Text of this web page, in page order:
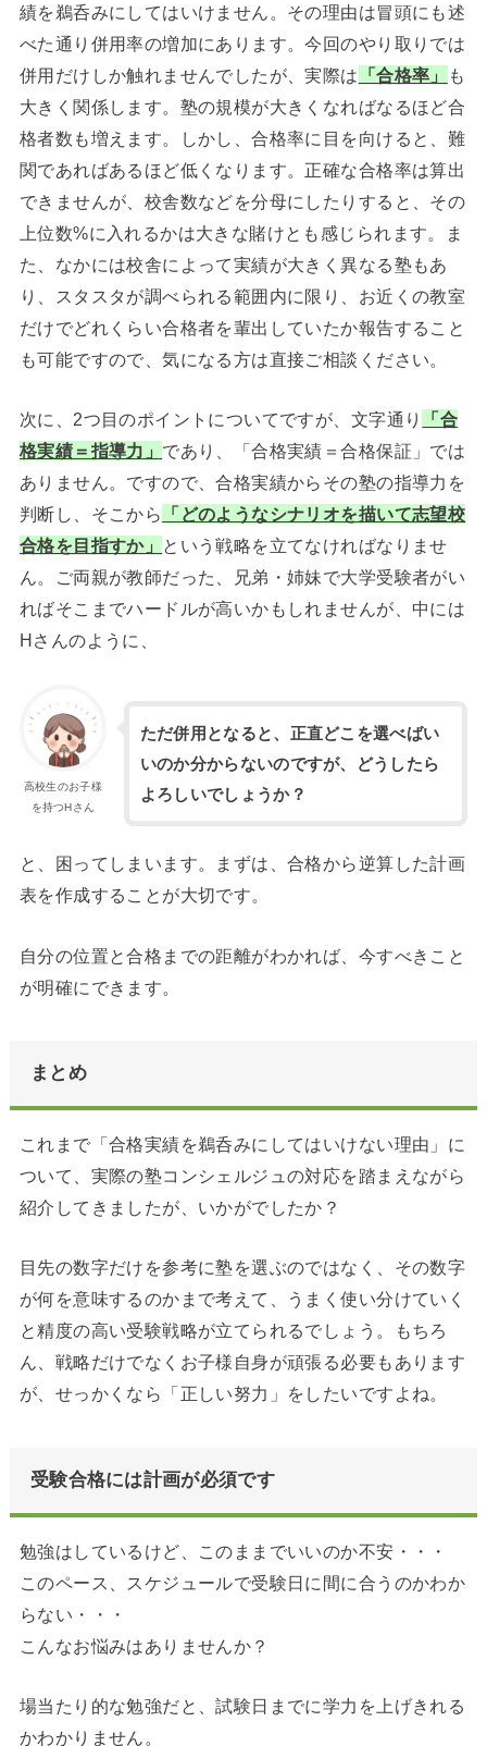
績を鵜呑みにしてはいけません。その理由は冒頭にも述
べた通り併用率の増加にあります。今回のやり取りでは
併用だけしか触れませんでしたが、実際は 「合格率」
も
大きく関係します。塾の規模が大きくなればなるほど合
格者数も増えます。しかし、合格率に目を向けると、難
関であればあるほど低くなります。正確な合格率は算出
できませんが、校舎数などを分母にしたりすると、その
上位数%に入れるかは大きな賭けとも感じられます。ま
た、なかには校舎によって実績が大きく異なる塾もあ
り、スタスタが調べられる範囲内に限り、お近くの教室
だけでどれくらい合格者を輩出していたか報告すること
も可能ですので、気になる方は直接ご相談ください。
次に、2つ目のポイントについてですが、文字通り
「合
格実績＝指導力」 であり、「合格実績＝合格保証」では
ありません。ですので、合格実績からその塾の指導力を
判断し、そこから
「どのようなシナリオを描いて志望校
合格を目指すか」 という戦略を立てなければなりませ
ん。ご両親が教師だった、兄弟・姉妹で大学受験者がい
ればそこまでハードルが高いかもしれませんが、中には
Hさんのように、
高校生のお子様
を持つHさん
ただ併用となると、正直どこを選べばい
いのか分からないのですが、どうしたら
よろしいでしょうか？
と、困ってしまいます。まずは、合格から逆算した計画
表を作成することが大切です。
自分の位置と合格までの距離がわかれば、今すべきこと
が明確にできます。
まとめ
これまで「合格実績を鵜呑みにしてはいけない理由」に
ついて、実際の塾コンシェルジュの対応を踏まえながら
紹介してきましたが、いかがでしたか？
目先の数字だけを参考に塾を選ぶのではなく、その数字
が何を意味するのかまで考えて、うまく使い分けていく
と精度の高い受験戦略が立てられるでしょう。もちろ
ん、戦略だけでなくお子様自身が頑張る必要もあります
が、せっかくなら「正しい努力」をしたいですよね。
受験合格には計画が必須です
勉強はしているけど、このままでいいのか不安・・・
このペース、スケジュールで受験日に間に合うのかわか
らない・・・
こんなお悩みはありませんか？
場当たり的な勉強だと、試験日までに学力を上げきれる
かわかりません。